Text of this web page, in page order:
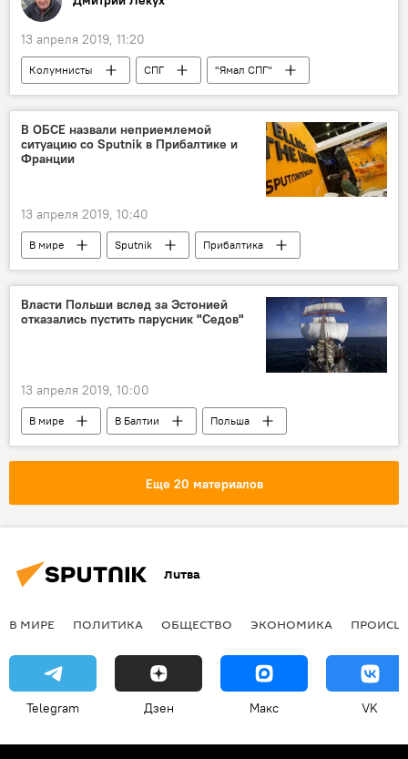
13 апреля 2019, 11:20
Колумнисты СПГ
"Ямал СПГ"
терминал СПГ
поставки СПГ
Россия
Энергетика. LIVE
В ОБСЕ назвали неприемлемой
ситуацию со Sputnik в Прибалтике и
Франции
13 апреля 2019, 10:40
В мире Sputnik
Прибалтика
Франция
Власти Польши вслед за Эстонией
отказались пустить парусник "Седов"
13 апреля 2019, 10:00
В мире В Балтии
Польша
Россия
Эстония
Еще 20 материалов
Литва
В МИРЕ ПОЛИТИКА ОБЩЕСТВО ЭКОНОМИКА
Telegram Дзен Макс VK